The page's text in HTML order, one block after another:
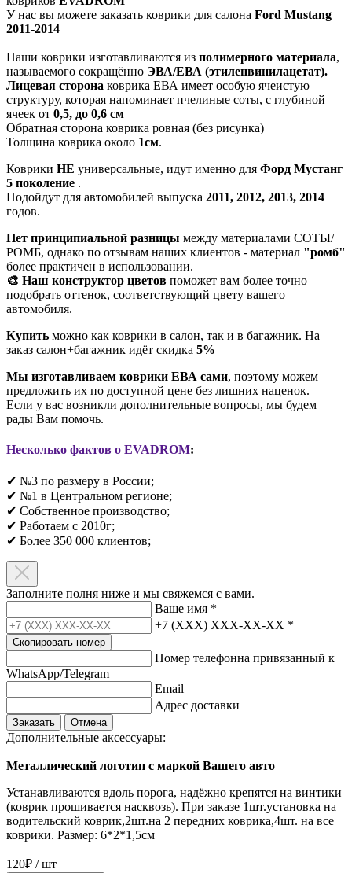
У нас вы можете заказать коврики для салона Ford Mustang
2011-2014
Наши коврики изготавливаются из полимерного материала,
называемого сокращённо ЭВА/ЕВА (этиленвинилацетат).
Лицевая сторона коврика ЕВА имеет особую ячеистую
структуру, которая напоминает пчелиные соты, с глубиной
ячеек от 0,5, до 0,6 см
Обратная сторона коврика ровная (без рисунка)
Толщина коврика около 1см.
Коврики НЕ универсальные, идут именно для Форд Мустанг
5 поколение .
Подойдут для автомобилей выпуска 2011, 2012, 2013, 2014
годов.
Нет принципиальной разницы между материалами СОТЫ/
РОМБ, однако по отзывам наших клиентов - материал "ромб"
более практичен в использовании.
🎨 Наш конструктор цветов поможет вам более точно
подобрать оттенок, соответствующий цвету вашего
автомобиля.
Купить можно как коврики в салон, так и в багажник. На
заказ салон+багажник идёт скидка 5%
Мы изготавливаем коврики ЕВА сами, поэтому можем
предложить их по доступной цене без лишних наценок.
Если у вас возникли дополнительные вопросы, мы будем
рады Вам помочь.
Несколько фактов о EVADROM:
✔ №3 по размеру в России;
✔ №1 в Центральном регионе;
✔ Собственное производство;
✔ Работаем с 2010г;
✔ Более 350 000 клиентов;​
Заполните полня ниже и мы свяжемся с вами.
Ваше имя *
+7 (XXX) XXX-XX-XX *
Скопировать номер
Номер телефонна привязанный к
WhatsApp/Telegram
Email
Адрес доставки
Заказать Отмена
Дополнительные аксессуары:
Металлический логотип с маркой Вашего авто
Устанавливаются вдоль порога, надёжно крепятся на винтики
(коврик прошивается насквозь). При заказе 1шт.установка на
водительский коврик,2шт.на 2 передних коврика,4шт. на все
коврики. Размер: 6*2*1,5см
120₽ / шт